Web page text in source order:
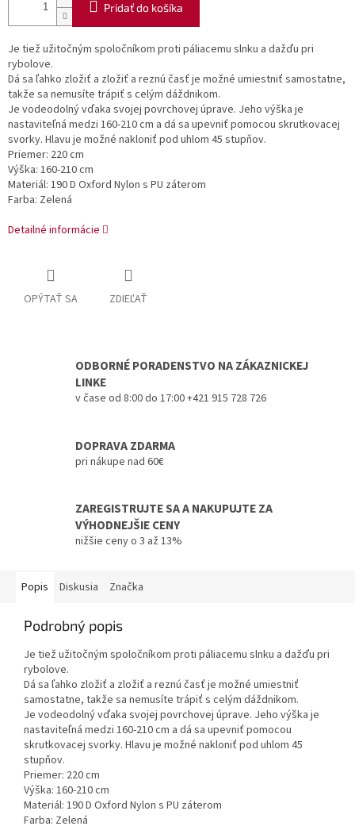
Pridať do košíka
Je tiež užitočným spoločníkom proti páliacemu slnku a dažďu pri
rybolove.
Dá sa ľahko zložiť a zložiť a reznú časť je možné umiestniť samostatne,
takže sa nemusíte trápiť s celým dáždnikom.
Je vodeodolný vďaka svojej povrchovej úprave. Jeho výška je
nastaviteľná medzi 160-210 cm a dá sa upevniť pomocou skrutkovacej
svorky. Hlavu je možné nakloniť pod uhlom 45 stupňov.
Priemer: 220 cm
Výška: 160-210 cm
Materiál: 190 D Oxford Nylon s PU záterom
Farba: Zelená
Detailné informácie
OPÝTAŤ SA ZDIEĽAŤ
ODBORNÉ PORADENSTVO NA ZÁKAZNICKEJ
LINKE
v čase od 8:00 do 17:00 +421 915 728 726
DOPRAVA ZDARMA
pri nákupe nad 60€
ZAREGISTRUJTE SA A NAKUPUJTE ZA
VÝHODNEJŠIE CENY
nižšie ceny o 3 až 13%
Popis Diskusia Značka
Podrobný popis
Je tiež užitočným spoločníkom proti páliacemu slnku a dažďu pri
rybolove.
Dá sa ľahko zložiť a zložiť a reznú časť je možné umiestniť
samostatne, takže sa nemusíte trápiť s celým dáždnikom.
Je vodeodolný vďaka svojej povrchovej úprave. Jeho výška je
nastaviteľná medzi 160-210 cm a dá sa upevniť pomocou
skrutkovacej svorky. Hlavu je možné nakloniť pod uhlom 45
stupňov.
Priemer: 220 cm
Výška: 160-210 cm
Materiál: 190 D Oxford Nylon s PU záterom
Farba: Zelená